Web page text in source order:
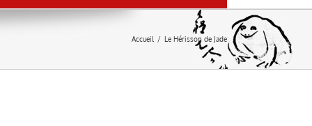
Accueil / Le Hérisson de Jade